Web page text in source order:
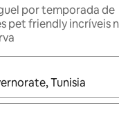
por temporada de
pet friendly incríveis
estiverem